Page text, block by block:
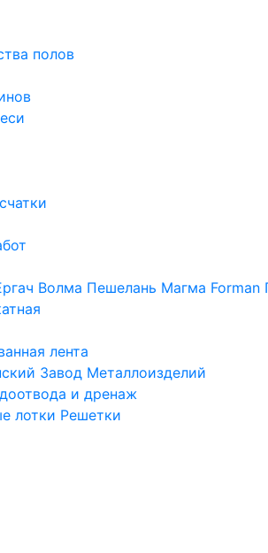
полов
Волма Пешелань Магма Forman
лента
Завод Металлоизделий
и дренаж
лотки Решетки